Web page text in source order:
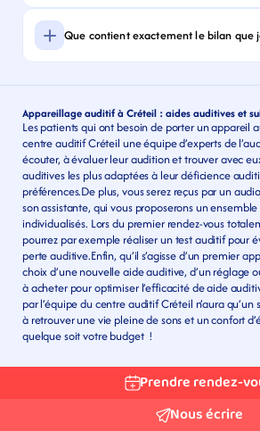
Que contient exactement le bilan que
Appareillage auditif à Créteil : aides auditives et
Les patients qui ont besoin de porter un appareil
centre auditif Créteil une équipe d’experts de
écouter, à évaluer leur audition et trouver avec
auditives les plus adaptées à leur déficience
préférences.De plus, vous serez reçus par un
son assistante, qui vous proposerons un
individualisés. Lors du premier rendez-vous
pourrez par exemple réaliser un test auditif pour
perte auditive.Enfin, qu’il s’agisse d’un premier
choix d’une nouvelle aide auditive, d’un réglage
à acheter pour optimiser l’efficacité de aide
par l’équipe du centre auditif Créteil n’aura
à retrouver une vie pleine de sons et un confort
quelque soit votre budget  !
Prendre rendez-
Nous écrire